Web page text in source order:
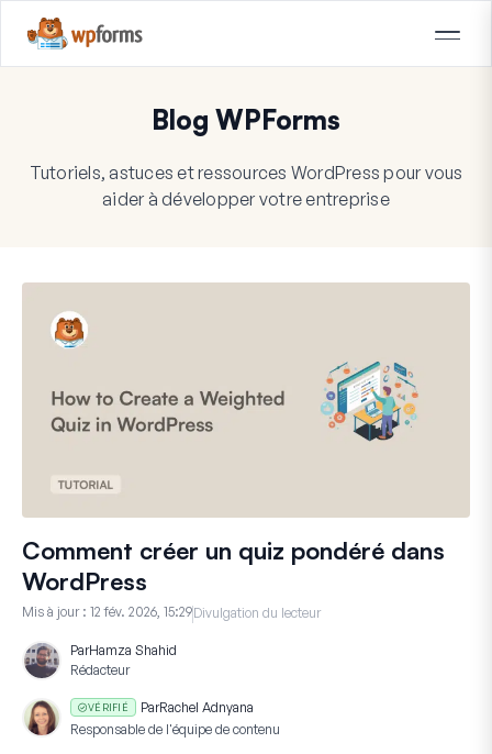
Blog WPForms
Tutoriels, astuces et ressources WordPress pour vous
aider à développer votre entreprise
Comment créer un quiz pondéré dans
WordPress
Mis à jour : 12 fév. 2026, 15:29Divulgation du lecteur
ParHamza Shahid
Rédacteur
VÉRIFIÉ ParRachel Adnyana
Responsable de l'équipe de contenu